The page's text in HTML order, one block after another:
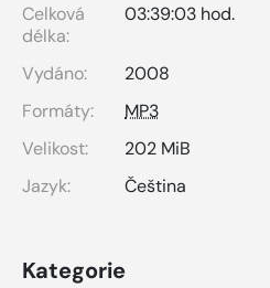
Celková
délka:
03:39:03 hod.
Vydáno:
2008
Formáty:
MP3
Velikost:
202 MiB
Jazyk:
Čeština
Kategorie